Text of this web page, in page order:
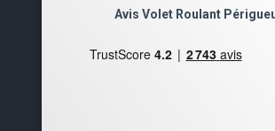
Avis Volet Roulant